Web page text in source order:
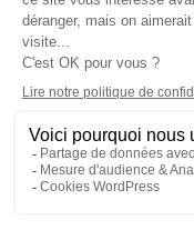
Contactez-nous-
confidentialité-Gestion